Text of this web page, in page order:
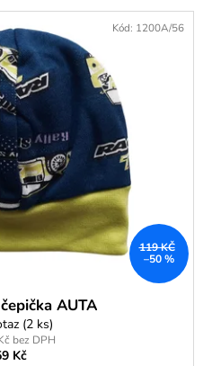
119 KČ
–50 %
AUTA
(2 ks)
bez DPH
Kč
Kód: 1200A/56